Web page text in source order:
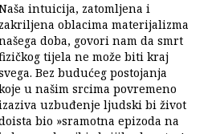
intuicija, zatomljena i
zakriljena oblacima materijalizma
doba, govori nam da smrt
tijela ne može biti kraj
Bez budućeg postojanja
u našim srcima povremeno
uzbuđenje ljudski bi život
bio »sramotna epizoda na